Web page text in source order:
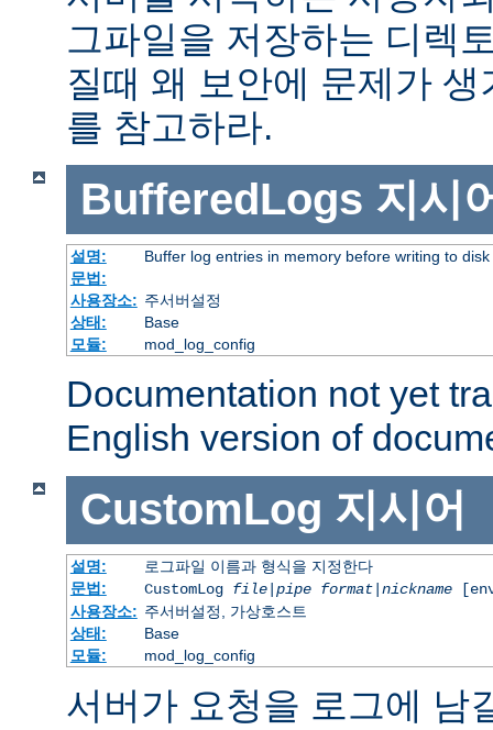
그파일을 저장하는 디렉
질때 왜 보안에 문제가
를 참고하라.
BufferedLogs 지시
설명:
Buffer log entries in memory before writing to disk
문법:
사용장소: 주서버설정
상태:
Base
모듈:
mod_log_config
Documentation not yet
English version of
CustomLog 지시어
설명:
로그파일 이름과 형식을 지정한다
문법:
CustomLog file| pipe format| nickname
사용장소: 주서버설정, 가상호스트
상태:
Base
모듈:
mod_log_config
서버가 요청을 로그에 남